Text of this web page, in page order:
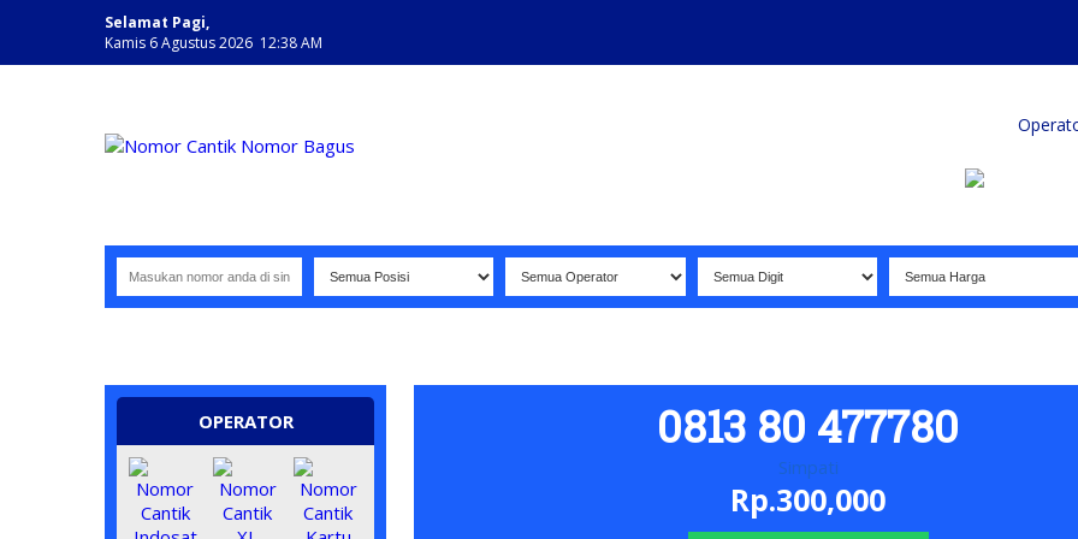
Selamat Pagi,
Kamis 6 Agustus 2026 12:38 AM
OPERATOR 0813 80 477780
Simpati
Rp.300,000